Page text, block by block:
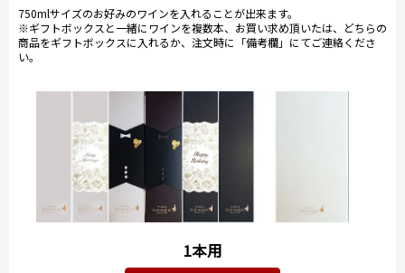
750mlサイズのお好みのワインを入れることが出来ます。
※ギフトボックスと一緒にワインを複数本、お買い求め頂いたは、どちらの
商品をギフトボックスに入れるか、注文時に「備考欄」にてご連絡くださ
い。
1本用